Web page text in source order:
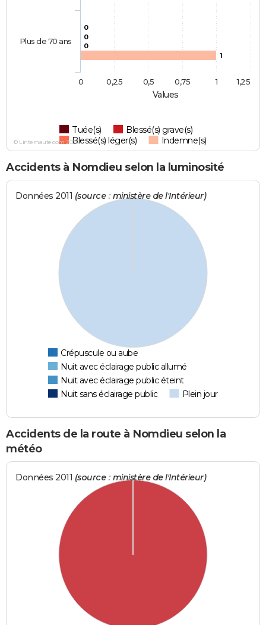
Values
0
0
0
1
Tuée(s)
Blessé(s) grave(s)
Blessé(s) léger(s)
Indemne(s)
Plus de 70 ans
0 1
0,25 0,5 0,75 1,25
© Linternaute.com 2026
Accidents à Nomdieu selon la luminosité
Données 2011 (source : ministère de l'Intérieur)
Crépuscule ou aube
Nuit avec éclairage public allumé
Nuit avec éclairage public éteint
Nuit sans éclairage public
Plein jour
Accidents de la route à Nomdieu selon la
météo
Données 2011 (source : ministère de l'Intérieur)